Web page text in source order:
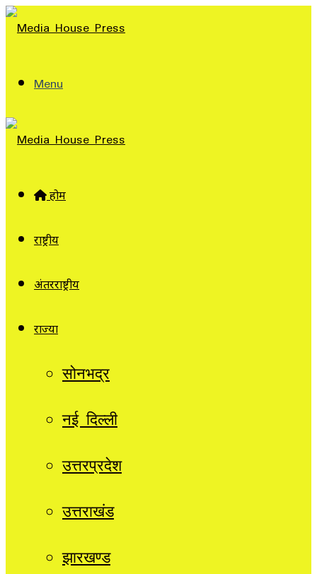
Menu
होम
राष्ट्रीय
अंतरराष्ट्रीय
राज्यों
सोनभद्र
नई दिल्ली
उत्तरप्रदेश
उत्तराखंड
झारखण्ड